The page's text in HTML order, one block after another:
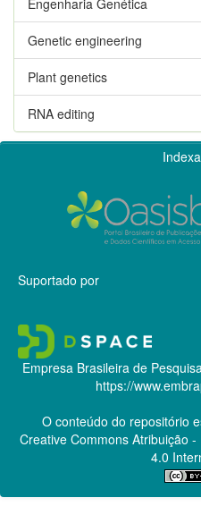
Genetic engineering
Plant genetics
RNA editing
Suportado por
Empresa Brasileira de
https://
O conteúdo do repositório
Creative CommonsAtribuição -
4.0